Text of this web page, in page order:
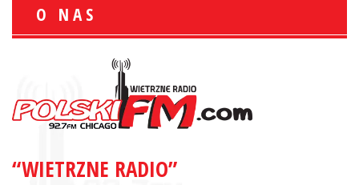
O NAS
“WIETRZNE RADIO”